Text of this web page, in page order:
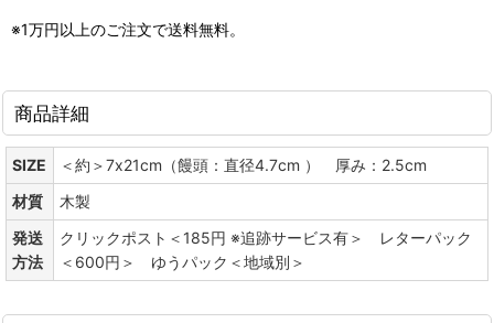
※1万円以上のご注文で送料無料。
商品詳細
SIZE
＜約＞7x21cm（饅頭：直径4.7cm ） 厚み：2.5cm
材質
木製
発送
方法
クリックポスト＜185円 ※追跡サービス有＞ レターパック
＜600円＞ ゆうパック＜地域別＞